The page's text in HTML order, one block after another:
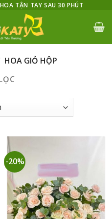
TẬN TAY SAU 30 PHÚT
HOA GIỎ HỘP
-20%